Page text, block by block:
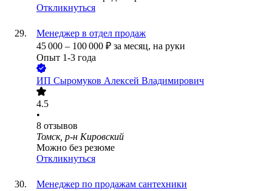
Откликнуться
Менеджер в отдел продаж
45 000 – 100 000 ₽ за месяц, на руки
Опыт 1-3 года
ИП Сыромуков Алексей Владимирович
4.5
•
8 отзывов
Томск, р-н Кировский
Можно без резюме
Откликнуться
Менеджер по продажам сантехники